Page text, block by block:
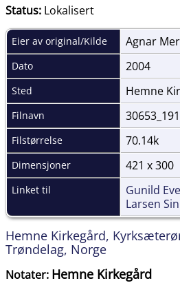
Status: Lokalisert
Eier av original/Kilde Agnar
Dato 2004
Sted Hemne
Filnavn
Filstørrelse 70.14k
Dimensjoner 421 x 300
Linket til Gunild
Larsen
Hemne Kirkegård,
Trøndelag, Norge
Notater: Hemne Kirkegård